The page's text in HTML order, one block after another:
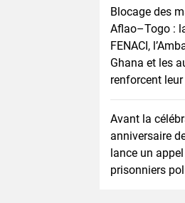
Blocage des
Aflao–Togo :
FENACI,
Ghana et les
renforcent
Avant la
anniversaire
lance un
prisonniers